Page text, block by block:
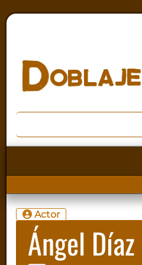
Actor
Ángel Díaz